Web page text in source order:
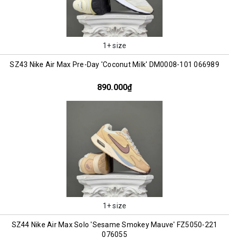
1+ size
SZ43 Nike Air Max Pre-Day 'Coconut Milk' DM0008-101 066989
890.000₫
1+ size
SZ44 Nike Air Max Solo 'Sesame Smokey Mauve' FZ5050-221
076055